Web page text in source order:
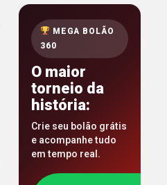
MEGA BOLÃO
360
O maior
torneio da
história:
Crie seu bolão grátis
e acompanhe tudo
em tempo real.